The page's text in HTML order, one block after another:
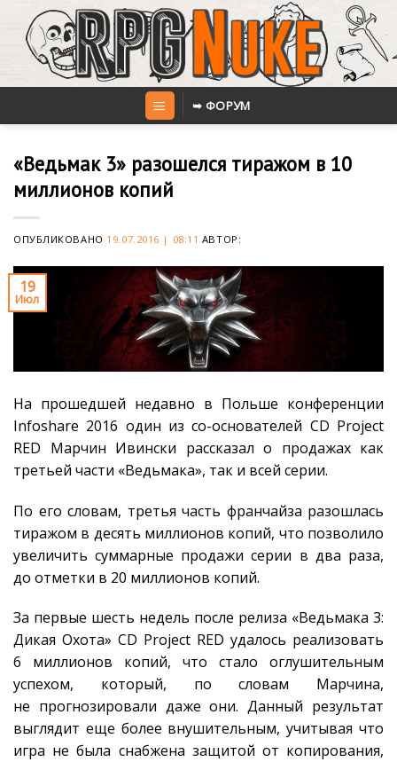
content
➥ ФОРУМ
«Ведьмак 3» разошелся тиражом в 10
миллионов копий
ОПУБЛИКОВАНО 19.07.2016 | 08:11 АВТОР:
19
Июл
На прошедшей недавно в Польше конференции
Infoshare 2016 один из со-основателей CD Project
RED Марчин Ивински рассказал о продажах как
третьей части «Ведьмака», так и всей серии.
По его словам, третья часть франчайза разошлась
тиражом в десять миллионов копий, что позволило
увеличить суммарные продажи серии в два раза,
до отметки в 20 миллионов копий.
За первые шесть недель после релиза «Ведьмака 3:
Дикая Охота» CD Project RED удалось реализовать
6 миллионов копий, что стало оглушительным
успехом, который, по словам Марчина,
не прогнозировали даже они. Данный результат
выглядит еще более внушительным, учитывая что
игра не была снабжена защитой от копирования,